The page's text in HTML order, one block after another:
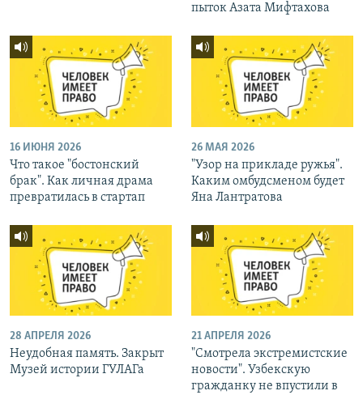
пыток Азата Мифтахова
16 ИЮНЯ 2026
Что такое "бостонский
брак". Как личная драма
превратилась в стартап
26 МАЯ 2026
"Узор на прикладе ружья".
Каким омбудсменом будет
Яна Лантратова
28 АПРЕЛЯ 2026
Неудобная память. Закрыт
Музей истории ГУЛАГа
21 АПРЕЛЯ 2026
"Смотрела экстремистские
новости". Узбекскую
гражданку не впустили в